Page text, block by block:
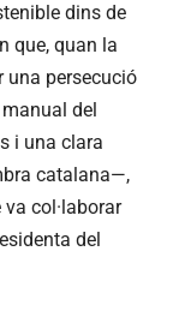
dins de
que, quan la
una persecució
del
i una clara
catalana—,
col·laborar
del